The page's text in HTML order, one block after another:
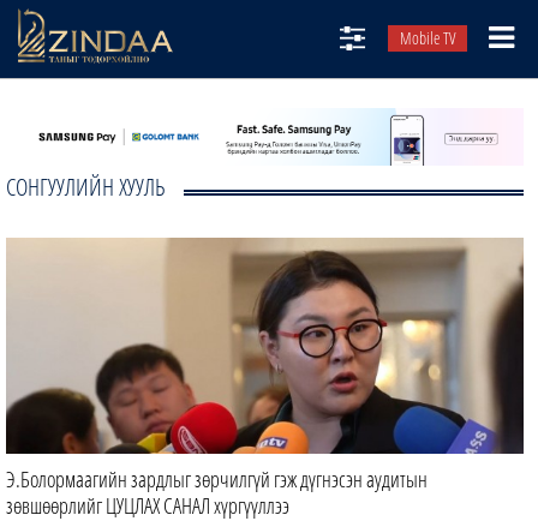
Mobile TV
ТВ8
ӨГЛӨӨНИЙ СОНИН
АУДИО ЗОХИОЛ
СОНГУУЛИЙН ХУУЛЬ
Э.Болормаагийн зардлыг зөрчилгүй гэж дүгнэсэн аудитын
зөвшөөрлийг ЦУЦЛАХ САНАЛ хүргүүллээ